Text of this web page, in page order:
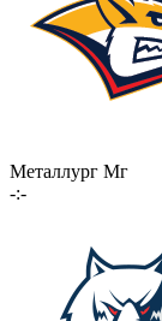
Металлург Мг
-:-